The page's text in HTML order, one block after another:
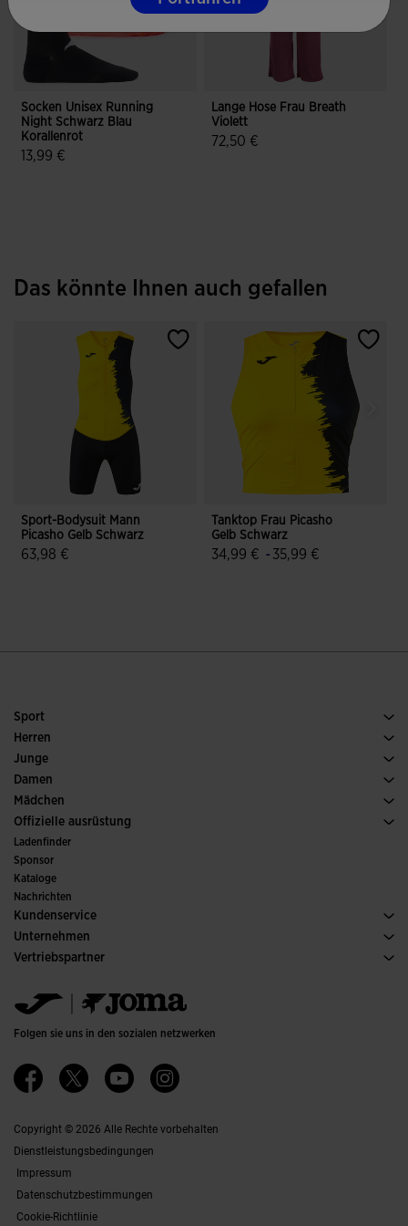
Socken Unisex Running
Night Schwarz Blau
Korallenrot
13,99 €
Lange Hose Frau Breath
Violett
72,50 €
Das könnte Ihnen auch gefallen
Sport-Bodysuit Mann
Picasho Gelb Schwarz
63,98 €
Tanktop Frau Picasho
Gelb Schwarz
34,99 € - 35,99 €
Sport
Running
Fussball
Padel
Trailrunning
Herren
Schuh Herren
Sport
Junge
Alle Jungenbekleidung anzeigen
Damen
Schuh Damen
Sport
Mädchen
Alle Mädchenkleidung anzeigen
Offizielle ausrüstung
Fussball
Hallenfussball
Ausschüsse und Verbände
Sonderausgaben
Ladenfinder
Sponsor
Kataloge
Nachrichten
Kundenservice
Kaufbedingungen
Transport und Lieferung
FAQs
Unternehmen
Kataloge
Ethischer Kanal
Qualitäts- und Umweltpolitik
Jobs & Karriere
Ethics Channel
Vertriebspartner
Jomanet
Marketing-Bereich
Kontakt aufnehmen
Folgen sie uns in den sozialen netzwerken
Copyright © 2026 Alle Rechte vorbehalten
Dienstleistungsbedingungen
Impressum
Datenschutzbestimmungen
Cookie-Richtlinie